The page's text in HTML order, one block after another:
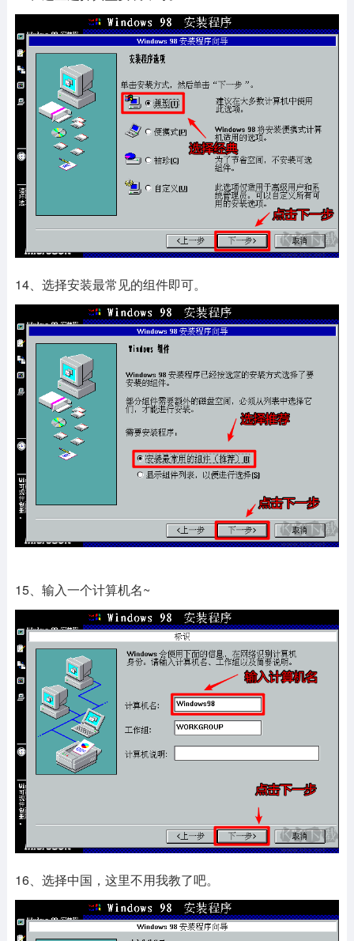
14、选择安装最常见的组件即可。
15、输入一个计算机名~
16、选择中国，这里不用我教了吧。